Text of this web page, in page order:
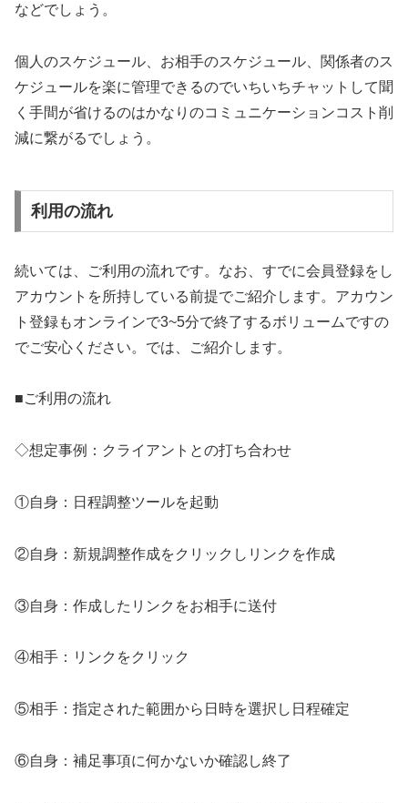
などでしょう。
個人のスケジュール、お相手のスケジュール、関係者のス
ケジュールを楽に管理できるのでいちいちチャットして聞
く手間が省けるのはかなりのコミュニケーションコスト削
減に繋がるでしょう。
利用の流れ
続いては、ご利用の流れです。なお、すでに会員登録をし
アカウントを所持している前提でご紹介します。アカウン
ト登録もオンラインで3~5分で終了するボリュームですの
でご安心ください。では、ご紹介します。
■ご利用の流れ
◇想定事例：クライアントとの打ち合わせ
①自身：日程調整ツールを起動
②自身：新規調整作成をクリックしリンクを作成
③自身：作成したリンクをお相手に送付
④相手：リンクをクリック
⑤相手：指定された範囲から日時を選択し日程確定
⑥自身：補足事項に何かないか確認し終了